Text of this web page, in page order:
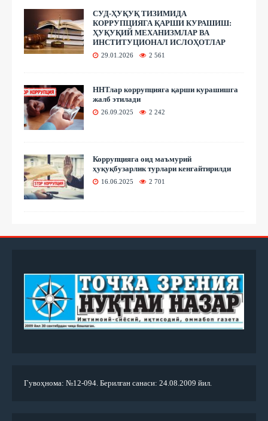
СУД-ҲУҚУҚ ТИЗИМИДА
КОРРУПЦИЯГА ҚАРШИ КУРАШИШ:
ҲУҚУҚИЙ МЕХАНИЗМЛАР ВА
ИНСТИТУЦИОНАЛ ИСЛОҲОТЛАР
29.01.2026 2 561
ННТлар коррупцияга қарши курашишга
жалб этилади
26.09.2025 2 242
Коррупцияга оид маъмурий
ҳуқуқбузарлик турлари кенгайтирилди
16.06.2025 2 701
Гувоҳнома: №12-094. Берилган санаси: 24.08.2009 йил.